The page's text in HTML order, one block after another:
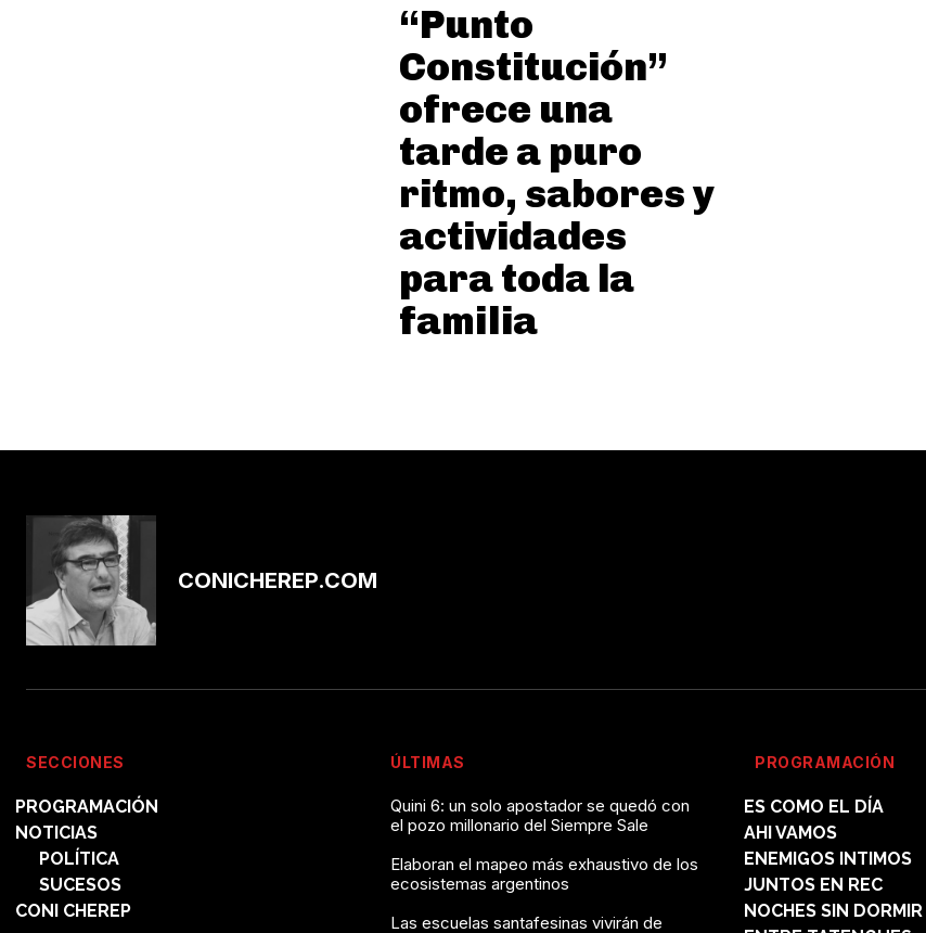
“Punto
Constitución”
ofrece una
tarde a puro
ritmo, sabores y
actividades
para toda la
familia
CONICHEREP.COM
SECCIONES
PROGRAMACIÓN
NOTICIAS
POLÍTICA
SUCESOS
CONI CHEREP
ÚLTIMAS
Quini 6: un solo apostador se quedó con
el pozo millonario del Siempre Sale
Elaboran el mapeo más exhaustivo de los
ecosistemas argentinos
Las escuelas santafesinas vivirán de
PROGRAMACIÓN
ES COMO EL DÍA
AHI VAMOS
ENEMIGOS INTIMOS
JUNTOS EN REC
NOCHES SIN DORMIR